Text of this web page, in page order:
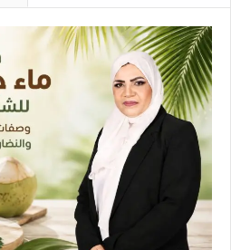
ر
م
ي
ن
ف
ي
ن